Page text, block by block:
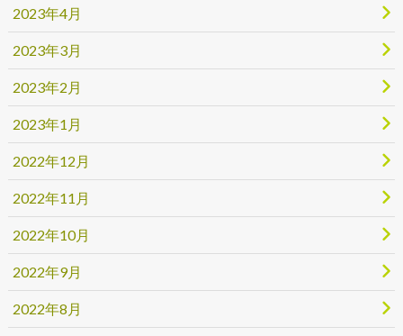
2023年4月
2023年3月
2023年2月
2023年1月
2022年12月
2022年11月
2022年10月
2022年9月
2022年8月